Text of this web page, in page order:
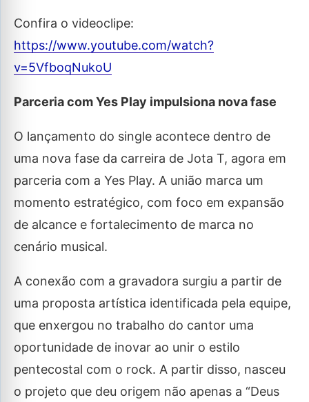
Confira o videoclipe:
https://www.youtube.com/watch?
v=5VfboqNukoU
Parceria com Yes Play impulsiona nova fase
O lançamento do single acontece dentro de
uma nova fase da carreira de Jota T, agora em
parceria com a Yes Play. A união marca um
momento estratégico, com foco em expansão
de alcance e fortalecimento de marca no
cenário musical.
A conexão com a gravadora surgiu a partir de
uma proposta artística identificada pela equipe,
que enxergou no trabalho do cantor uma
oportunidade de inovar ao unir o estilo
pentecostal com o rock. A partir disso, nasceu
o projeto que deu origem não apenas a “Deus